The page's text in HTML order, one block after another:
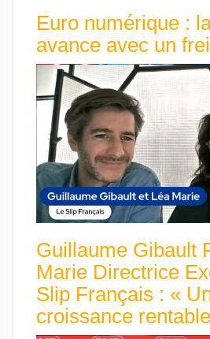
Euro numérique :
avance avec un
Guillaume Gibault
Marie Directrice
Slip Français : «
croissance